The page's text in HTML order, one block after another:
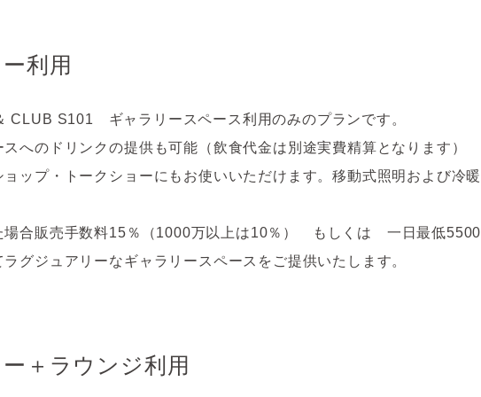
利用
CLUB S101 ギャラリースペース利用のみのプランです。
へのドリンクの提供も可能（飲食代金は別途実費精算となります）
ップ・トークショーにもお使いいただけます。移動式照明および冷暖
場合販売手数料15％（1000万以上は10％） もしくは 一日最低
ラグジュアリーなギャラリースペースをご提供いたします。
ー＋ラウンジ利用